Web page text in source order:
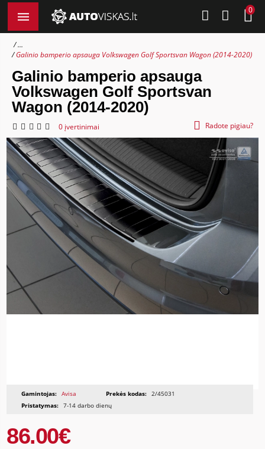
0
...
Galinio bamperio apsauga Volkswagen Golf Sportsvan Wagon (2014-2020)
Galinio bamperio apsauga
Volkswagen Golf Sportsvan
Wagon (2014-2020)
0 įvertinimai Radote pigiau?
Gamintojas: Avisa Prekės kodas: 2/45031
Pristatymas: 7-14 darbo dienų
86.00€